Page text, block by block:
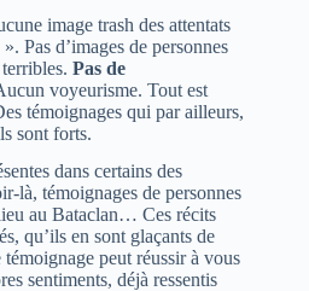
image trash des attentats
Pas d’images de personnes
Pas de
voyeurisme. Tout est
témoignages qui par ailleurs,
sont forts.
dans certains des
là, témoignages de personnes
au Bataclan… Ces récits
qu’ils en sont glaçants de
peut réussir à vous
sentiments, déjà ressentis